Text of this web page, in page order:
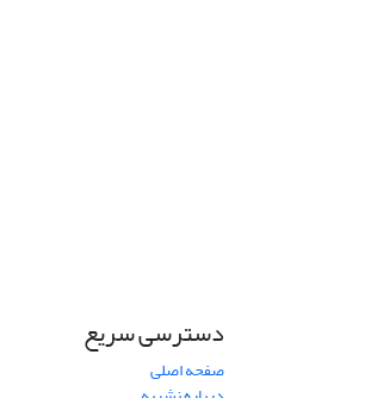
دسترسی سریع
صفحه اصلی